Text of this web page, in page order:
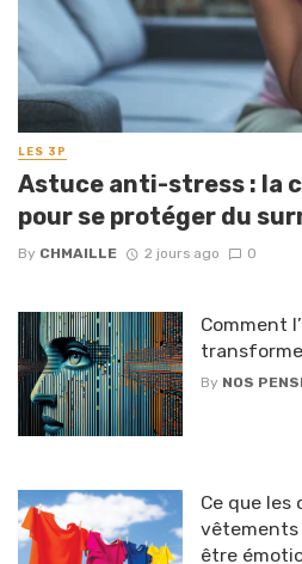
LES 3P
Astuce anti-stress : la
pour se protéger du
By CHMAILLE 2 jours ago 0
Comment
By NOS
Ce que les
vêtements
être